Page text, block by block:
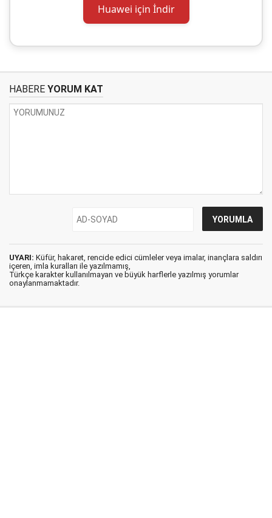
Huawei için İndir
HABERE YORUM KAT
UYARI: Küfür, hakaret, rencide edici cümleler veya imalar, inançlara saldırı
içeren, imla kuralları ile yazılmamış,
Türkçe karakter kullanılmayan ve büyük harflerle yazılmış yorumlar
onaylanmamaktadır.